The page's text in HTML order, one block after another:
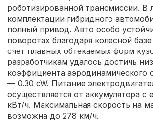
роботизированной трансмиссии. В
комплектации гибридного
полный привод. Авто особо
поворотах благодаря колесной
счет плавных обтекаемых форм
разработчикам удалось достичь
коэффициента аэродинамического
— 0.30 cW. Питание
осуществляется от аккумулятора с
кВт/ч. Максимальная скорость на
возможна до 278 км/ч.